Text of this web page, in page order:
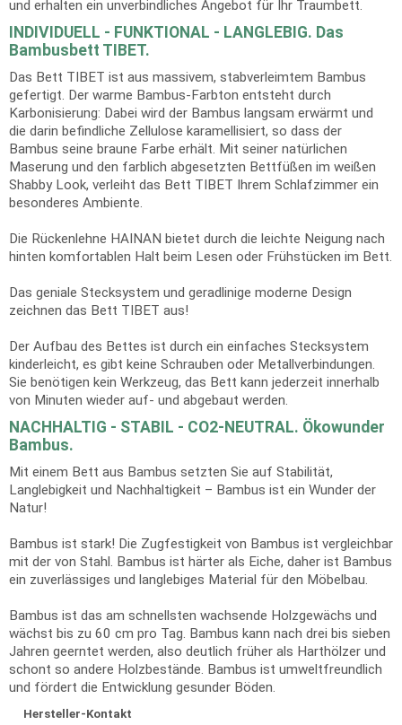
und erhalten ein unverbindliches Angebot für Ihr Traumbett.
INDIVIDUELL - FUNKTIONAL - LANGLEBIG. Das
Bambusbett TIBET.
Das Bett TIBET ist aus massivem, stabverleimtem Bambus
gefertigt. Der warme Bambus-Farbton entsteht durch
Karbonisierung: Dabei wird der Bambus langsam erwärmt und
die darin befindliche Zellulose karamellisiert, so dass der
Bambus seine braune Farbe erhält. Mit seiner natürlichen
Maserung und den farblich abgesetzten Bettfüßen im weißen
Shabby Look, verleiht das Bett TIBET Ihrem Schlafzimmer ein
besonderes Ambiente.
Die Rückenlehne HAINAN bietet durch die leichte Neigung nach
hinten komfortablen Halt beim Lesen oder Frühstücken im Bett.
Das geniale Stecksystem und geradlinige moderne Design
zeichnen das Bett TIBET aus!
Der Aufbau des Bettes ist durch ein einfaches Stecksystem
kinderleicht, es gibt keine Schrauben oder Metallverbindungen.
Sie benötigen kein Werkzeug, das Bett kann jederzeit innerhalb
von Minuten wieder auf- und abgebaut werden.
NACHHALTIG - STABIL - CO2-NEUTRAL. Ökowunder
Bambus.
Mit einem Bett aus Bambus setzten Sie auf Stabilität,
Langlebigkeit und Nachhaltigkeit – Bambus ist ein Wunder der
Natur!
Bambus ist stark! Die Zugfestigkeit von Bambus ist vergleichbar
mit der von Stahl. Bambus ist härter als Eiche, daher ist Bambus
ein zuverlässiges und langlebiges Material für den Möbelbau.
Bambus ist das am schnellsten wachsende Holzgewächs und
wächst bis zu 60 cm pro Tag. Bambus kann nach drei bis sieben
Jahren geerntet werden, also deutlich früher als Harthölzer und
schont so andere Holzbestände. Bambus ist umweltfreundlich
und fördert die Entwicklung gesunder Böden.
Hersteller-Kontakt